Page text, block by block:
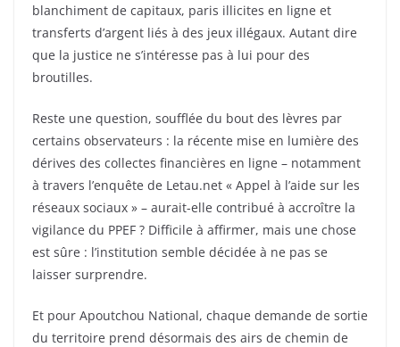
blanchiment de capitaux, paris illicites en ligne et
transferts d’argent liés à des jeux illégaux. Autant dire
que la justice ne s’intéresse pas à lui pour des
broutilles.
Reste une question, soufflée du bout des lèvres par
certains observateurs : la récente mise en lumière des
dérives des collectes financières en ligne – notamment
à travers l’enquête de Letau.net « Appel à l’aide sur les
réseaux sociaux » – aurait-elle contribué à accroître la
vigilance du PPEF ? Difficile à affirmer, mais une chose
est sûre : l’institution semble décidée à ne pas se
laisser surprendre.
Et pour Apoutchou National, chaque demande de sortie
du territoire prend désormais des airs de chemin de